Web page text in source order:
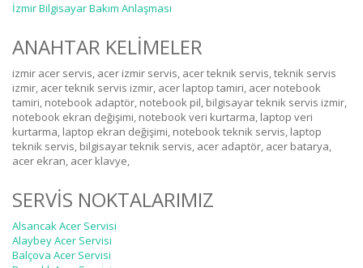
İzmir Bilgisayar Bakım Anlaşması
ANAHTAR KELİMELER
izmir acer servis, acer izmir servis, acer teknik servis, teknik servis
izmir, acer teknik servis izmir, acer laptop tamiri, acer notebook
tamiri, notebook adaptör, notebook pil, bilgisayar teknik servis izmir,
notebook ekran değişimi, notebook veri kurtarma, laptop veri
kurtarma, laptop ekran değişimi, notebook teknik servis, laptop
teknik servis, bilgisayar teknik servis, acer adaptör, acer batarya,
acer ekran, acer klavye,
SERVİS NOKTALARIMIZ
Alsancak Acer Servisi
Alaybey Acer Servisi
Balçova Acer Servisi